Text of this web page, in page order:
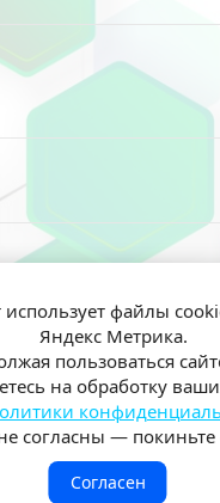
и согласен(на) на
данных согласно
использует файлы
Яндекс Метрика.
пользоваться
на обработку
согласны — покиньте
Согласен